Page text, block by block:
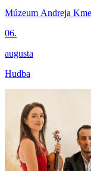
Múzeum Andreja
06.
augusta
Hudba